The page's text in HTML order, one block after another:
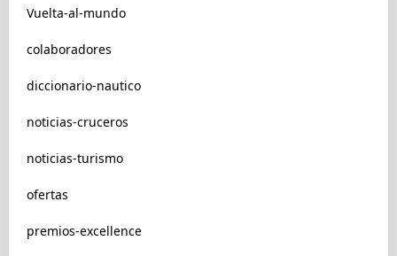
Vuelta-al-mundo
colaboradores
diccionario-nautico
noticias-cruceros
noticias-turismo
ofertas
premios-excellence